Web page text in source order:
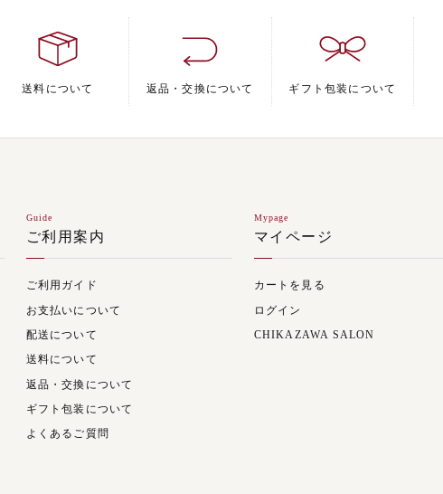
送料について 返品・交換について ギフト包装について
Guide
ご利用案内
ご利用ガイド
お支払いについて
配送について
送料について
返品・交換について
ギフト包装について
よくあるご質問
Mypage
マイページ
カートを見る
ログイン
CHIKAZAWA SALON